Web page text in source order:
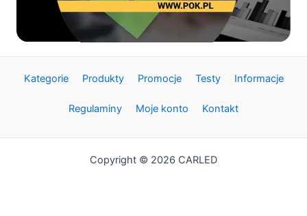
Kategorie Produkty Promocje Testy Informacje
Regulaminy Moje konto Kontakt
Copyright © 2026 CARLED